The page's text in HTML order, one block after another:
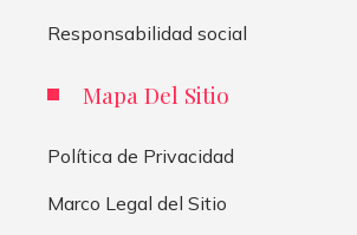
Responsabilidad social
Mapa Del Sitio
Política de Privacidad
Marco Legal del Sitio